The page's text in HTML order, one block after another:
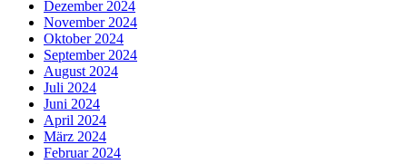
Dezember 2024
November 2024
Oktober 2024
September 2024
August 2024
Juli 2024
Juni 2024
April 2024
März 2024
Februar 2024